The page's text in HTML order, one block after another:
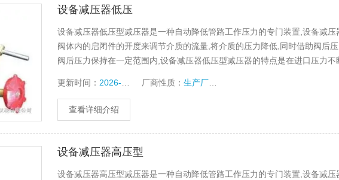
设备减压器低压
设备减压器低压型减压器是一种自动降低管路工作压力的专门装置,设备减压
阀体内的启闭件的开度来调节介质的流量,将介质的压力降低,同时借助阀后
阀后压力保持在一定范围内,设备减压器低压型减压器的特点是在进口压力
更新时间： 2026-07-17 厂商性质：生产厂家
查看详细介绍
设备减压器高压型
设备减压器高压型减压器是一种自动降低管路工作压力的专门装置,设备减